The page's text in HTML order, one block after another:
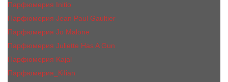
Парфюмерия Initio
Парфюмерия Jean Paul Gaultier
Парфюмерия Jо Malоnе
Парфюмерия Juliette Has A Gun
Парфюмерия Kajal
Парфюмерия_КiIiаn